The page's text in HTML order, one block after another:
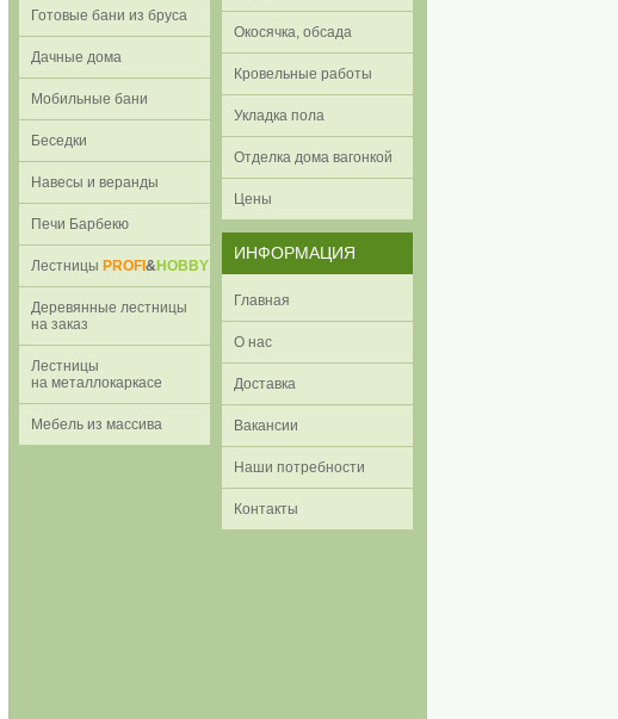
Готовые бани из бруса
Дачные дома
Мобильные бани
Беседки
Навесы и веранды
Печи Барбекю
Лестницы PROFI &HOBBY
Деревянные лестницы
на заказ
Лестницы
на металлокаркасе
Мебель из массива
Окосячка, обсада
Кровельные работы
Укладка пола
Отделка дома вагонкой
Цены
ИНФОРМАЦИЯ
Главная
О нас
Доставка
Вакансии
Наши потребности
Контакты